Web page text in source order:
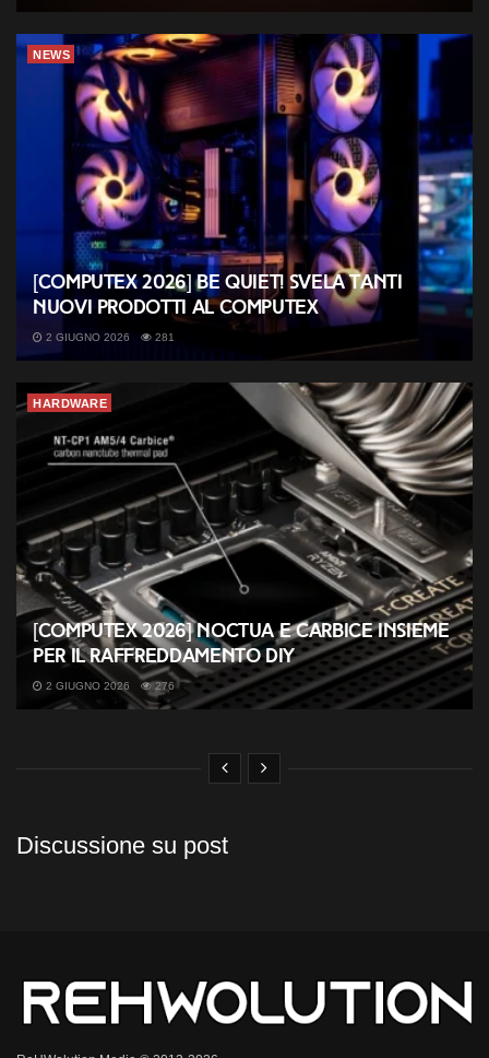
NEWS
[COMPUTEX 2026] be quiet! svela tanti
nuovi prodotti al Computex
2 GIUGNO 2026 281
HARDWARE
[COMPUTEX 2026] Noctua e Carbice insieme
per il raffreddamento DIY
2 GIUGNO 2026 276
Discussione su post